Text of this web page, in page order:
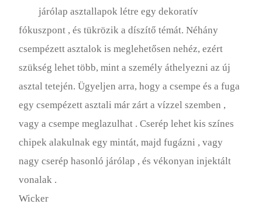
járólap asztallapok létre egy dekoratív
fókuszpont , és tükrözik a díszítő témát. Néhány
csempézett asztalok is meglehetősen nehéz, ezért
szükség lehet több, mint a személy áthelyezni az új
asztal tetején. Ügyeljen arra, hogy a csempe és a fuga
egy csempézett asztali már zárt a vízzel szemben ,
vagy a csempe meglazulhat . Cserép lehet kis színes
chipek alakulnak egy mintát, majd fugázni , vagy
nagy cserép hasonló járólap , és vékonyan injektált
vonalak .
Wicker